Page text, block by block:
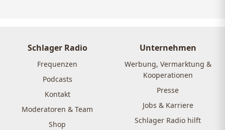
Schlager Radio
Frequenzen
Podcasts
Kontakt
Moderatoren & Team
Shop
Unternehmen
Werbung, Vermarktung &
Kooperationen
Presse
Jobs & Karriere
Schlager Radio hilft